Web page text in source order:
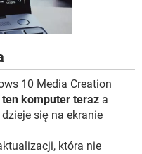
10 Media Creation
komputer teraz a
się na ekranie
która nie